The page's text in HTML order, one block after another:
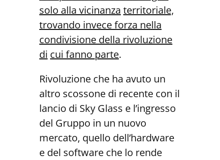
solo alla vicinanza territoriale,
trovando invece forza nella
condivisione della rivoluzione
di cui fanno parte.
Rivoluzione che ha avuto un
altro scossone di recente con il
lancio di Sky Glass e l’ingresso
del Gruppo in un nuovo
mercato, quello dell’hardware
e del software che lo rende